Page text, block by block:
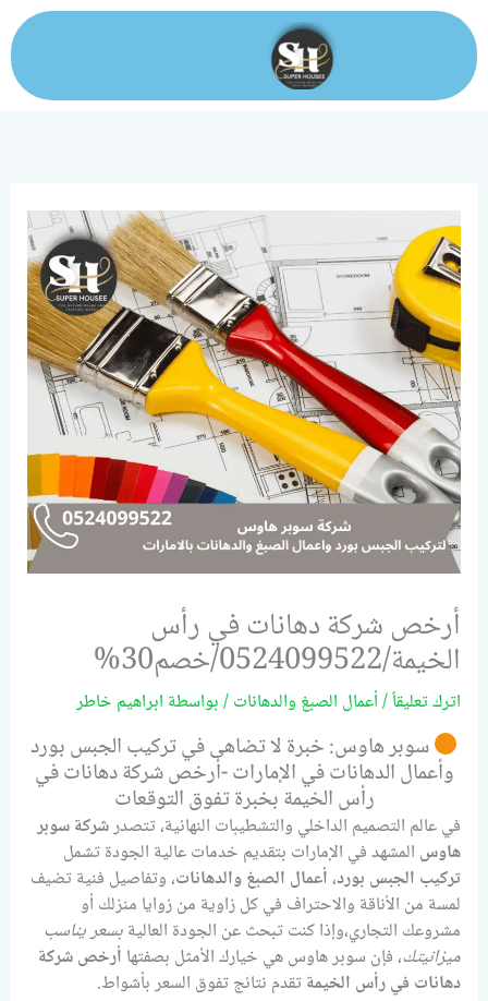
تخطي
إلى
المحتوى
أرخص شركة دهانات في رأس
الخيمة/0524099522/خصم30%
اترك تعليقاً/أعمال الصبغ والدهانات/ بواسطة ابراهيم خاطر
سوبر هاوس: خبرة لا تضاهى في تركيب الجبس بورد
وأعمال الدهانات في الإمارات -أرخص شركة دهانات في
رأس الخيمة بخبرة تفوق التوقعات
في عالم التصميم الداخلي والتشطيبات النهائية، تتصدرشركة سوبر
هاوس المشهد في الإمارات بتقديم خدمات عالية الجودة تشمل
تركيب الجبس بورد، أعمال الصبغ والدهانات، وتفاصيل فنية تضيف
لمسة من الأناقة والاحتراف في كل زاوية من زوايا منزلك أو
مشروعك التجاري،وإذا كنت تبحث عن الجودة العاليةبسعر يناسب
ميزانيتك، فإن سوبر هاوس هي خيارك الأمثل بصفتها أرخص شركة
دهانات في رأس الخيمةتقدم نتائج تفوق السعر بأشواط.